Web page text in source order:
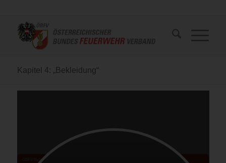
Kapitel 4: „Bekleidung“